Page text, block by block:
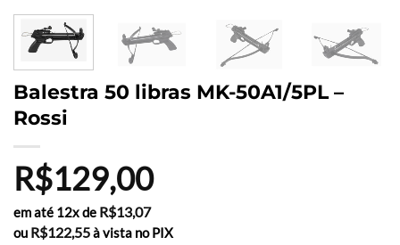
Balestra 50 libras MK-50A1/5PL –
Rossi
R$129,00
em até 12x de R$13,07
ou R$122,55à vista no PIX